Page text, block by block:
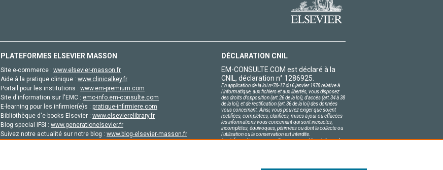
PLATEFORMES ELSEVIER MASSON
Site e-commerce : www.elsevier-masson.fr
Aide à la pratique clinique : www.clinicalkey.fr
Portail pour les institutions : www.em-premium.com
Site d'information sur l'EMC : emc-info.em-consulte.com
E-learning pour les infirmier(e)s : pratique-infirmiere.com
Bibliothèque d'e-books Elsevier : www.elsevierelibrary.fr
Blog special IFSI : www.generationelsevier.fr
Suivez notre actualité sur notre blog : www.blog-elsevier-masson.fr
DÉCLARATION CNIL
EM-CONSULTE.COM est déclaré à la
CNIL, déclaration n° 1286925.
En application de la loi nº78-17 du 6 janvier 1978 relative à
l'informatique, aux fichiers et aux libertés, vous disposez
des droits d'opposition (art.26 de la loi), d'accès (art.34 à 38
de la loi), et de rectification (art.36 de la loi) des données
vous concernant. Ainsi, vous pouvez exiger que soient
rectifiées, complétées, clarifiées, mises à jour ou effacées
les informations vous concernant qui sont inexactes,
incomplètes, équivoques, périmées ou dont la collecte ou
l'utilisation ou la conservation est interdite.
Les informations personnelles concernant les visiteurs de